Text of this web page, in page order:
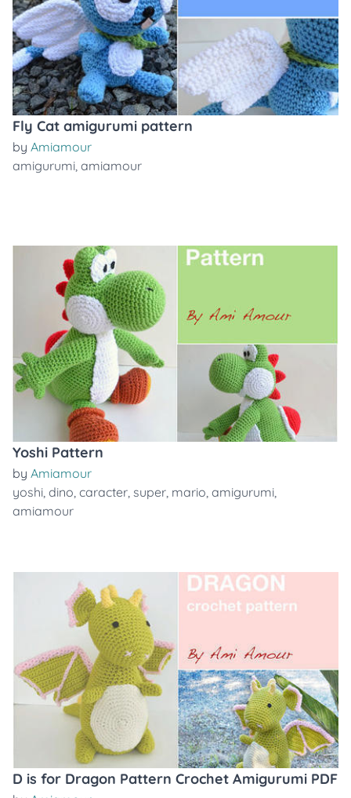
Fly Cat amigurumi pattern
by Amiamour
amigurumi, amiamour
Yoshi Pattern
by Amiamour
yoshi, dino, caracter, super, mario, amigurumi,
amiamour
D is for Dragon Pattern Crochet Amigurumi PDF